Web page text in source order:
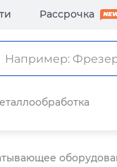
Рассрочка